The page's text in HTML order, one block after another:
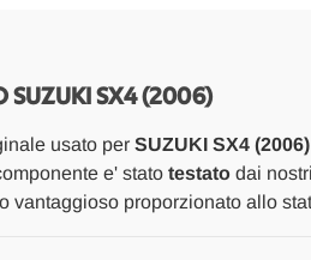
SUZUKI SX4 (2006)
usato per SUZUKI SX4 (2006)
e' stato testatodai
vantaggioso proporzionato allo